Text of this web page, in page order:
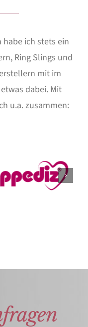
ich stets ein
Ring Slings und
mit im
dabei. Mit
u.a. zusammen: